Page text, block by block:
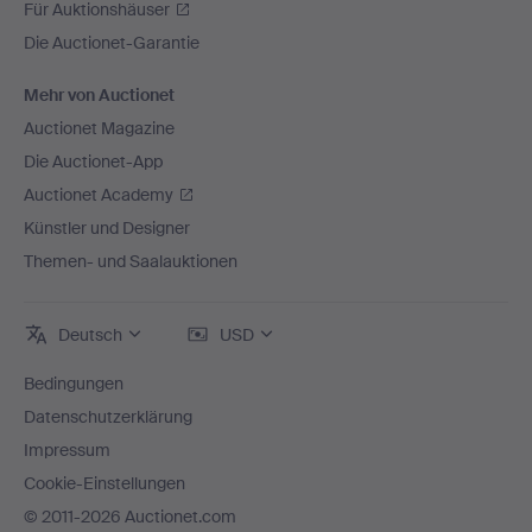
Für Auktionshäuser
Die Auctionet-Garantie
Mehr von Auctionet
Auctionet Magazine
Die Auctionet-App
Auctionet Academy
Künstler und Designer
Themen- und Saalauktionen
Deutsch USD
Bedingungen
Datenschutzerklärung
Impressum
Cookie-Einstellungen
© 2011-2026 Auctionet.com